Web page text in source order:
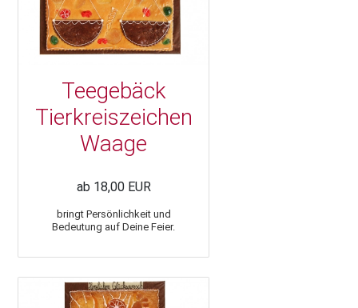
Teegebäck
Tierkreiszeichen
Waage
ab 18,00 EUR
bringt Persönlichkeit und
Bedeutung auf Deine Feier.